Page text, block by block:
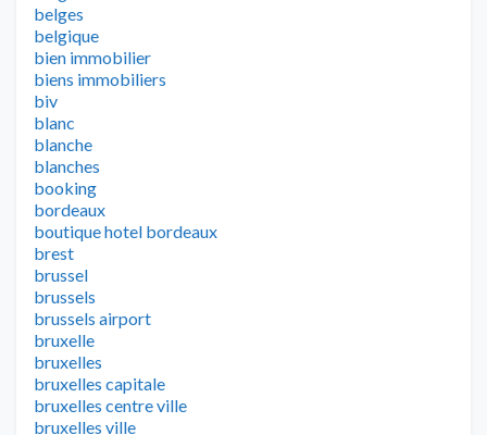
belges
belgique
bien immobilier
biens immobiliers
biv
blanc
blanche
blanches
booking
bordeaux
boutique hotel bordeaux
brest
brussel
brussels
brussels airport
bruxelle
bruxelles
bruxelles capitale
bruxelles centre ville
bruxelles ville